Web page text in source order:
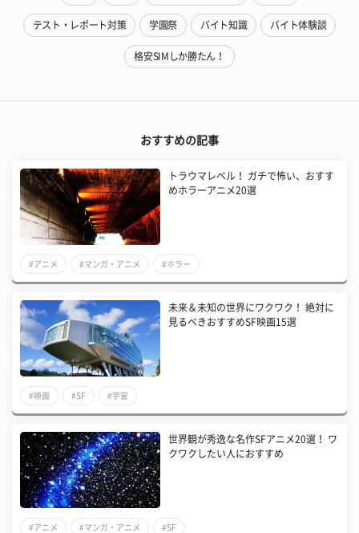
テスト・レポート対策 学園祭 バイト知識 バイト体験談
格安SIMしか勝たん！
おすすめの記事
トラウマレベル！ ガチで怖い、おすす
めホラーアニメ20選
#アニメ #マンガ・アニメ #ホラー
未来＆未知の世界にワクワク！ 絶対に
見るべきおすすめSF映画15選
#映画 #SF #宇宙
世界観が秀逸な名作SFアニメ20選！ ワ
クワクしたい人におすすめ
#アニメ #マンガ・アニメ #SF